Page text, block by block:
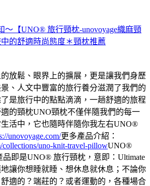
～【UNO® 旅行頸枕-unovoyage織麻頸
的舒適時尚態度＊頸枕推薦
放鬆、眼界上的擴展，更是讓我們身歷
、人文中豐富的旅行養分滋潤了我們的
是旅行中的點點滴滴，一趟舒適的旅程
的頸枕UNO頸枕不僅伴隨我們的每一
活中，它也隨時伴隨你我左右UNO®
unovoyage.com/更多產品介紹：
collections/uno-knit-travel-pillowUNO®
即是UNO® 旅行頸枕，意即：Ultimate
地讓你想睡就睡、想休息就休息；不論你
適的？端莊的？或者運動的，各種場合